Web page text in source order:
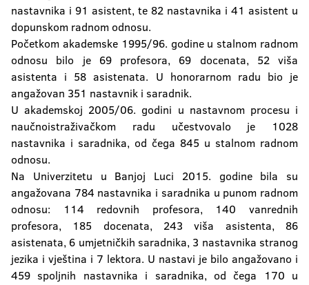
Centar za razvoj i podršku istraživanju
Centar za podršku studentima sa
invaliditetom
Studentski kulturni centar
nastavnika i 91 asistent, te 82 nastavnika i 41 asistent u
dopunskom radnom odnosu.
Početkom akademske 1995/96. godine u stalnom radnom
odnosu bilo je 69 profesora, 69 docenata, 52 viša
asistenta i 58 asistenata. U honorarnom radu bio je
angažovan 351 nastavnik i saradnik.
U akademskoj 2005/06. godini u nastavnom procesu i
naučnoistraživačkom radu učestvovalo je 1028
nastavnika i saradnika, od čega 845 u stalnom radnom
odnosu.
Na Univerzitetu u Banjoj Luci 2015. godine bila su
angažovana 784 nastavnika i saradnika u punom radnom
odnosu: 114 redovnih profesora, 140 vanrednih
profesora, 185 docenata, 243 viša asistenta, 86
asistenata, 6 umjetničkih saradnika, 3 nastavnika stranog
jezika i vještina i 7 lektora. U nastavi je bilo angažovano i
459 spoljnih nastavnika i saradnika, od čega 170 u